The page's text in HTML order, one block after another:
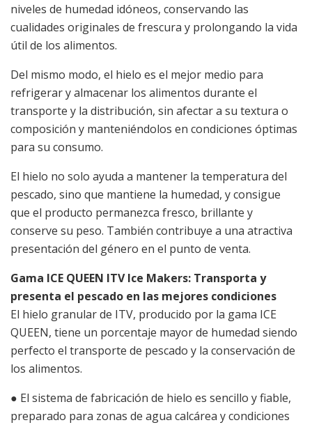
niveles de humedad idóneos, conservando las
cualidades originales de frescura y prolongando la vida
útil de los alimentos.
Del mismo modo, el hielo es el mejor medio para
refrigerar y almacenar los alimentos durante el
transporte y la distribución, sin afectar a su textura o
composición y manteniéndolos en condiciones óptimas
para su consumo.
El hielo no solo ayuda a mantener la temperatura del
pescado, sino que mantiene la humedad, y consigue
que el producto permanezca fresco, brillante y
conserve su peso. También contribuye a una atractiva
presentación del género en el punto de venta.
Gama ICE QUEEN ITV Ice Makers: Transporta y
presenta el pescado en las mejores condiciones
El hielo granular de ITV, producido por la gama ICE
QUEEN, tiene un porcentaje mayor de humedad siendo
perfecto el transporte de pescado y la conservación de
los alimentos.
● El sistema de fabricación de hielo es sencillo y fiable,
preparado para zonas de agua calcárea y condiciones